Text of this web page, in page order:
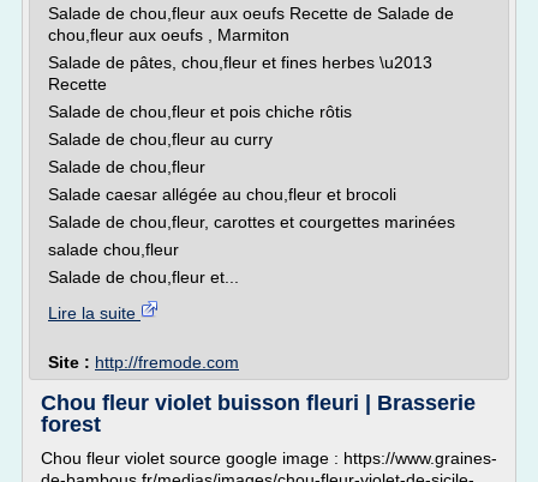
Salade de chou,fleur aux oeufs Recette de Salade de
chou,fleur aux oeufs , Marmiton
Salade de pâtes, chou,fleur et fines herbes \u2013
Recette
Salade de chou,fleur et pois chiche rôtis
Salade de chou,fleur au curry
Salade de chou,fleur
Salade caesar allégée au chou,fleur et brocoli
Salade de chou,fleur, carottes et courgettes marinées
salade chou,fleur
Salade de chou,fleur et...
Lire la suite
Site : http://fremode.com
Chou fleur violet buisson fleuri | Brasserie
forest
Chou fleur violet source google image : https://www.graines-